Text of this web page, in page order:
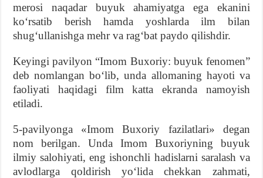
merosi naqadar buyuk ahamiyatga ega ekanini
koʻrsatib berish hamda yoshlarda ilm bilan
shugʻullanishga mehr va ragʻbat paydo qilishdir.
Keyingi pavilyon “Imom Buxoriy: buyuk fenomen”
deb nomlangan boʻlib, unda allomaning hayoti va
faoliyati haqidagi film katta ekranda namoyish
etiladi.
5-pavilyonga «Imom Buxoriy fazilatlari» degan
nom berilgan. Unda Imom Buxoriyning buyuk
ilmiy salohiyati, eng ishonchli hadislarni saralash va
avlodlarga qoldirish yoʻlida chekkan zahmati,